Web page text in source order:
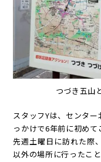
つづき五山
スタッフYは、センタ
っかけで6年前に初めて
先週土曜日に訪れた際
以外の場所に行ったこ